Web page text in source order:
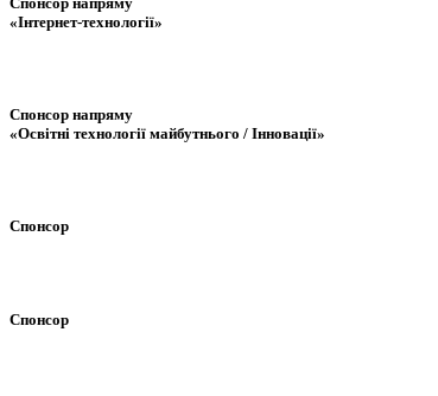
«Інтернет-технології»
Спонсор напряму
«Освітні технології майбутнього / Інновації»
Спонсор
Спонсор